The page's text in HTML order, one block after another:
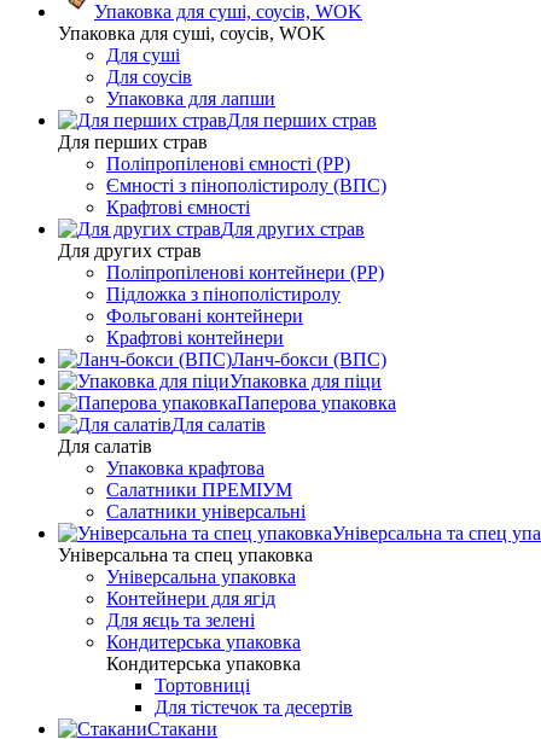
Упаковка для суші, соусів, WOK
Упаковка для суші, соусів, WOK
Для суші
Для соусів
Упаковка для лапши
Для перших страв
Для перших страв
Поліпропіленові ємності (PP)
Ємності з пінополістиролу (ВПС)
Крафтові ємності
Для других страв
Для других страв
Поліпропіленові контейнери (PP)
Підложка з пінополістиролу
Фольговані контейнери
Крафтові контейнери
Ланч-бокси (ВПС)
Упаковка для піци
Паперова упаковка
Для салатів
Для салатів
Упаковка крафтова
Салатники ПРЕМІУМ
Салатники універсальні
Універсальна та спец
Універсальна та спец упаковка
Універсальна упаковка
Контейнери для ягід
Для яєць та зелені
Кондитерська упаковка
Кондитерська упаковка
Тортовниці
Для тістечок та десертів
Стакани